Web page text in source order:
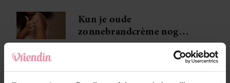
Kun je oude
zonnebrandcrème nog
gebruiken?
Nooit meer last van